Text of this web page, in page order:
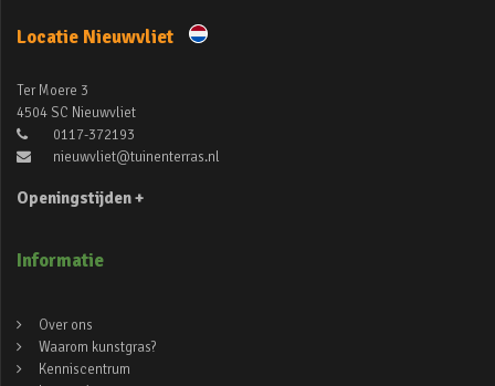
Locatie Nieuwvliet
Ter Moere 3
4504 SC Nieuwvliet
0117-372193
nieuwvliet@tuinenterras.nl
Openingstijden +
Informatie
Over ons
Waarom kunstgras?
Kenniscentrum